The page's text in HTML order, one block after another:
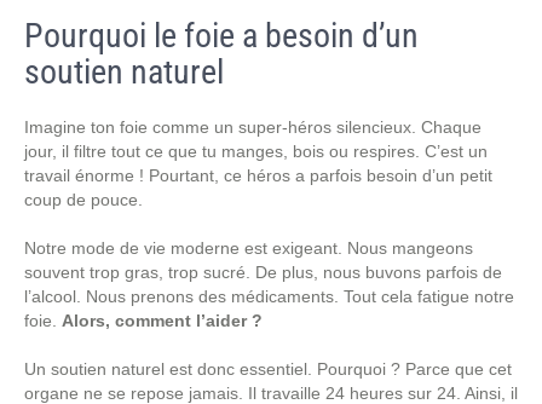
Pourquoi le foie a besoin d’un
soutien naturel
Imagine ton foie comme un super-héros silencieux. Chaque
jour, il filtre tout ce que tu manges, bois ou respires. C’est un
travail énorme ! Pourtant, ce héros a parfois besoin d’un petit
coup de pouce.
Notre mode de vie moderne est exigeant. Nous mangeons
souvent trop gras, trop sucré. De plus, nous buvons parfois de
l’alcool. Nous prenons des médicaments. Tout cela fatigue notre
foie. Alors, comment l’aider ?
Un soutien naturel est donc essentiel. Pourquoi ? Parce que cet
organe ne se repose jamais. Il travaille 24 heures sur 24. Ainsi, il